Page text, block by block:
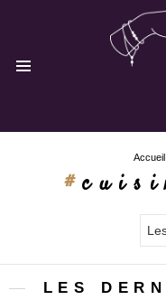
Accueil
LES